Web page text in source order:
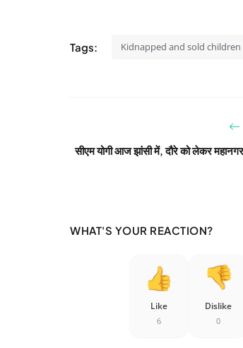
Tags: Kidnapped and sold children
सीएम योगी आज झांसी में, दौरे को लेकर
WHAT'S YOUR REACTION?
Like
6
Dislike
0